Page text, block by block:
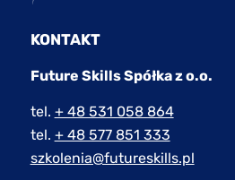
KONTAKT
Future Skills Spółka z o.o.
tel. + 48 531 058 864
tel. + 48 577 851 333
szkolenia@futureskills.pl